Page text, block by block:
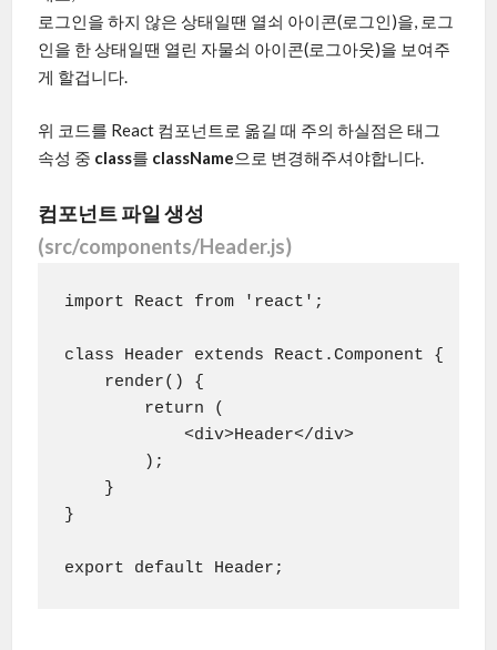
로그인을 하지 않은 상태일땐 열쇠 아이콘(로그인)을, 로그
인을 한 상태일땐 열린 자물쇠 아이콘(로그아웃)을 보여주
게 할겁니다.
위 코드를 React 컴포넌트로 옮길 때 주의 하실점은 태그
속성 중 class를 className으로 변경해주셔야합니다.
컴포넌트 파일 생성
(src/components/Header.js)
import React from 'react';
class Header extends React.Component {
    render() {
        return (
            <div>Header</div>
        );
    }
}